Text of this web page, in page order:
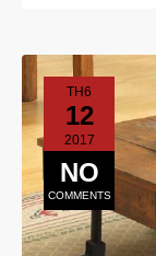
TH6
12
2017
NO
COMMENTS